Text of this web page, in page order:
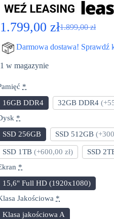
1.899,00zł
Pierwotna
cena
wynosiła:
1.799,00 zł
Aktualna
cena
wynosi:
Darmowa dostawa! Sprawdź
1 w magazynie
*
16GB DDR4
32GB DDR4
*
SSD 256GB
SSD 512GB
SSD 1TB (+600,00 zł) SSD
*
15,6" Full HD (1920x1080)
Jakościowa *
Klasa jakościowa A